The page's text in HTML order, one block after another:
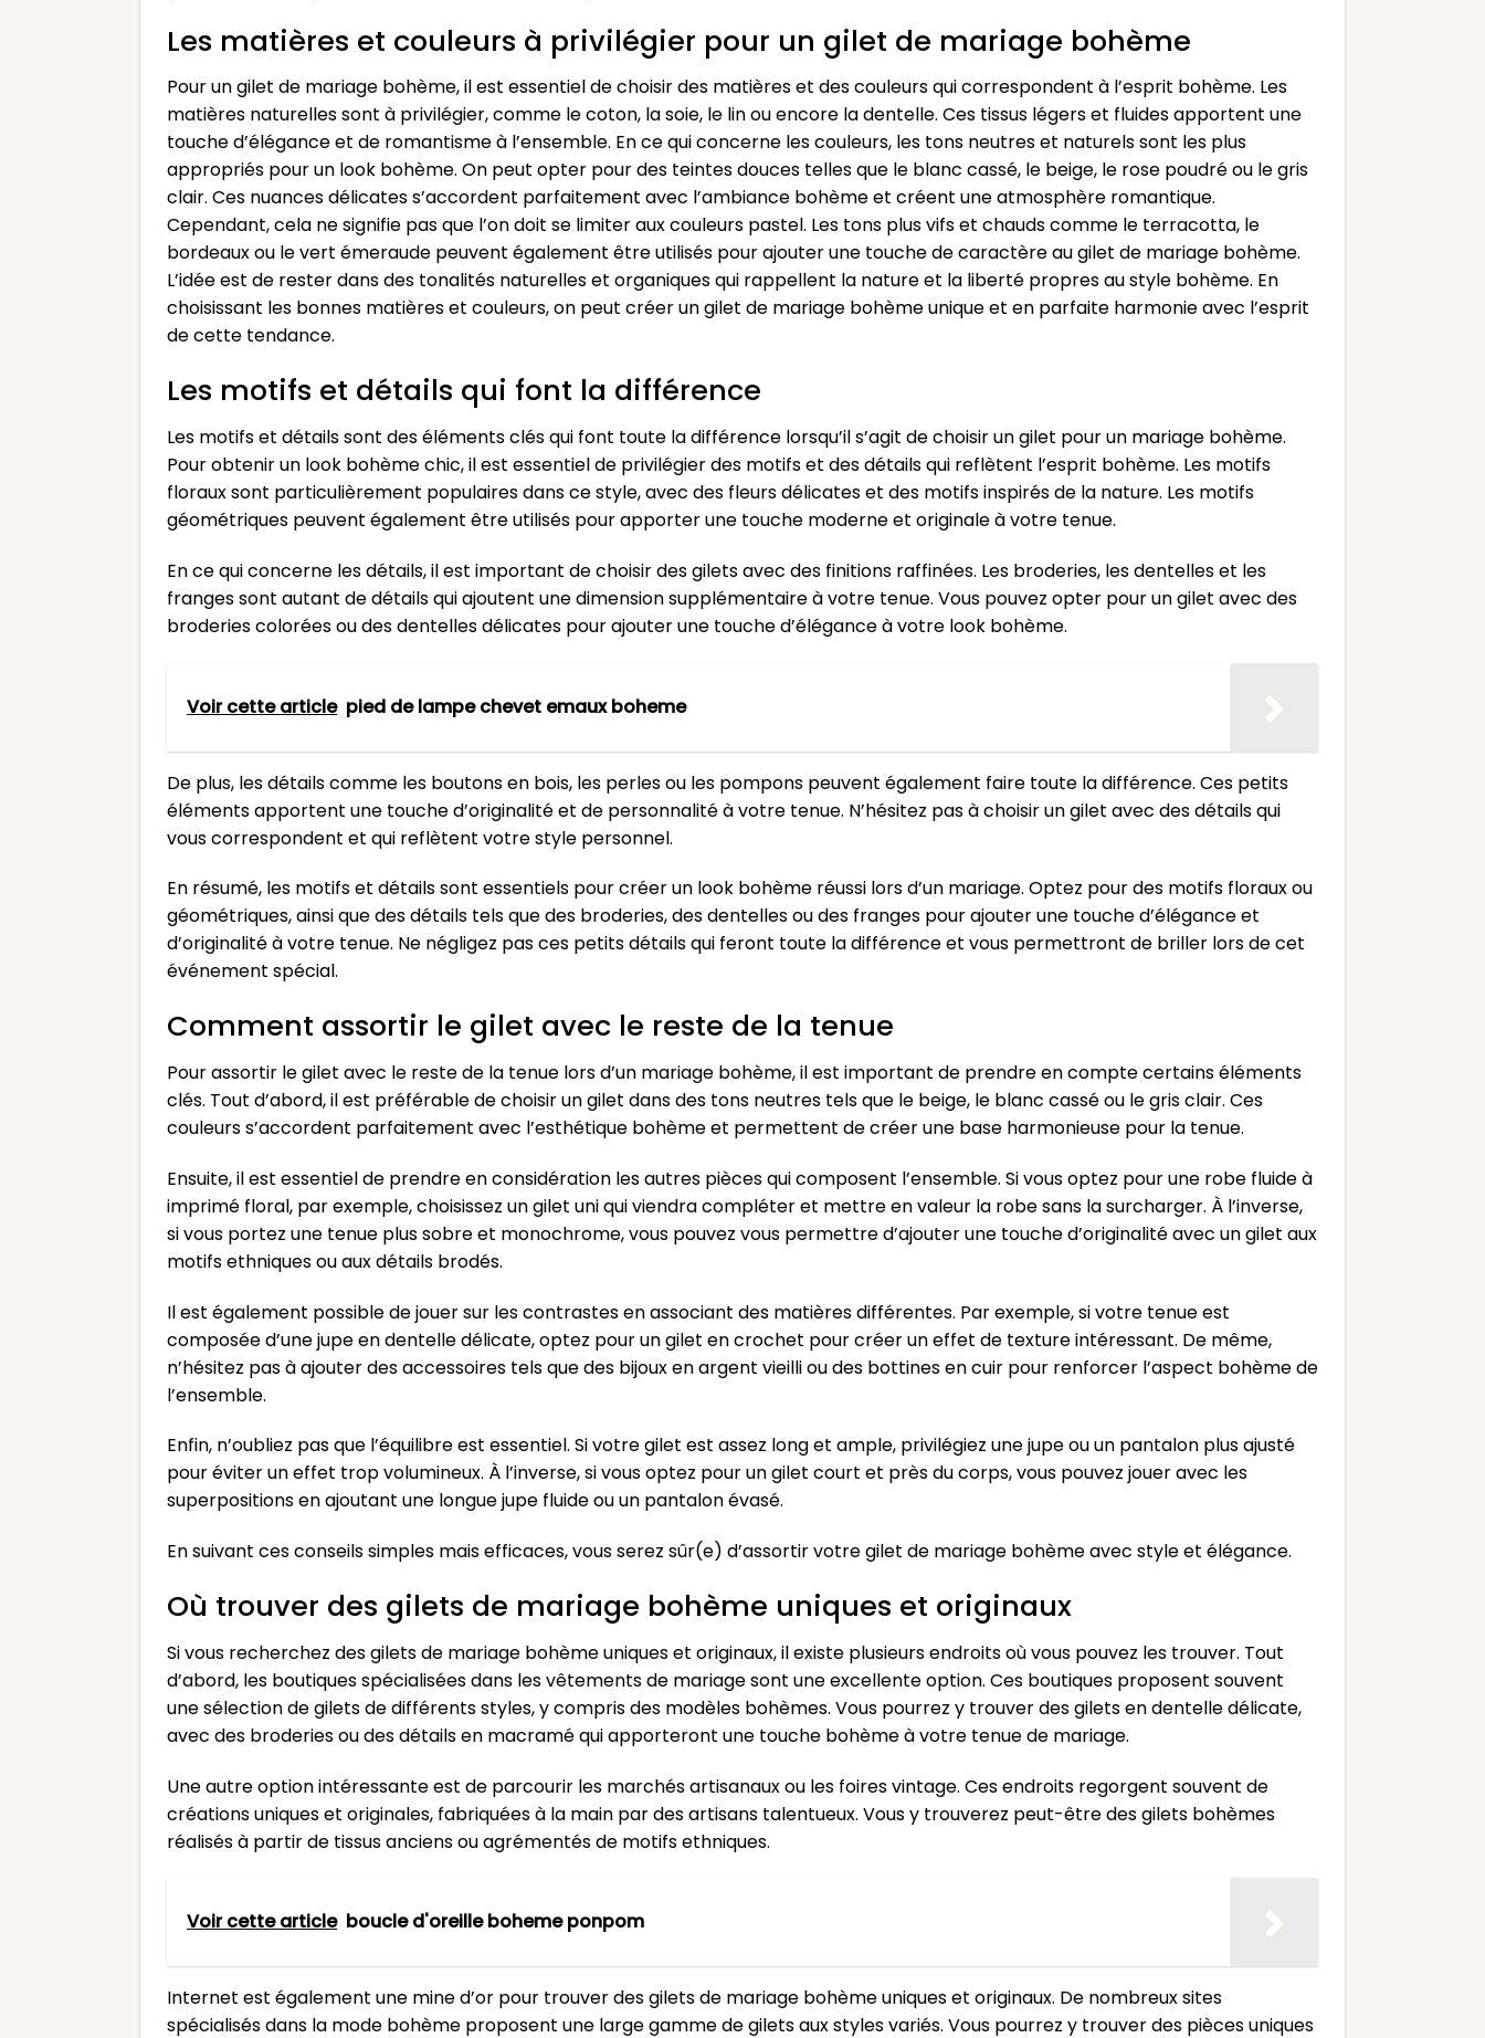
Les matières et couleurs à privilégier pour un gilet de mariage bohème
Pour un gilet de mariage bohème, il est essentiel de choisir des matières et des couleurs qui correspondent à l’esprit bohème. Les
matières naturelles sont à privilégier, comme le coton, la soie, le lin ou encore la dentelle. Ces tissus légers et fluides apportent une
touche d’élégance et de romantisme à l’ensemble. En ce qui concerne les couleurs, les tons neutres et naturels sont les plus
appropriés pour un look bohème. On peut opter pour des teintes douces telles que le blanc cassé, le beige, le rose poudré ou le gris
clair. Ces nuances délicates s’accordent parfaitement avec l’ambiance bohème et créent une atmosphère romantique.
Cependant, cela ne signifie pas que l’on doit se limiter aux couleurs pastel. Les tons plus vifs et chauds comme le terracotta, le
bordeaux ou le vert émeraude peuvent également être utilisés pour ajouter une touche de caractère au gilet de mariage bohème.
L’idée est de rester dans des tonalités naturelles et organiques qui rappellent la nature et la liberté propres au style bohème. En
choisissant les bonnes matières et couleurs, on peut créer un gilet de mariage bohème unique et en parfaite harmonie avec l’esprit
de cette tendance.
Les motifs et détails qui font la différence
Les motifs et détails sont des éléments clés qui font toute la différence lorsqu’il s’agit de choisir un gilet pour un mariage bohème.
Pour obtenir un look bohème chic, il est essentiel de privilégier des motifs et des détails qui reflètent l’esprit bohème. Les motifs
floraux sont particulièrement populaires dans ce style, avec des fleurs délicates et des motifs inspirés de la nature. Les motifs
géométriques peuvent également être utilisés pour apporter une touche moderne et originale à votre tenue.
En ce qui concerne les détails, il est important de choisir des gilets avec des finitions raffinées. Les broderies, les dentelles et les
franges sont autant de détails qui ajoutent une dimension supplémentaire à votre tenue. Vous pouvez opter pour un gilet avec des
broderies colorées ou des dentelles délicates pour ajouter une touche d’élégance à votre look bohème.
Voir cette article pied de lampe chevet emaux boheme
De plus, les détails comme les boutons en bois, les perles ou les pompons peuvent également faire toute la différence. Ces petits
éléments apportent une touche d’originalité et de personnalité à votre tenue. N’hésitez pas à choisir un gilet avec des détails qui
vous correspondent et qui reflètent votre style personnel.
En résumé, les motifs et détails sont essentiels pour créer un look bohème réussi lors d’un mariage. Optez pour des motifs floraux ou
géométriques, ainsi que des détails tels que des broderies, des dentelles ou des franges pour ajouter une touche d’élégance et
d’originalité à votre tenue. Ne négligez pas ces petits détails qui feront toute la différence et vous permettront de briller lors de cet
événement spécial.
Comment assortir le gilet avec le reste de la tenue
Pour assortir le gilet avec le reste de la tenue lors d’un mariage bohème, il est important de prendre en compte certains éléments
clés. Tout d’abord, il est préférable de choisir un gilet dans des tons neutres tels que le beige, le blanc cassé ou le gris clair. Ces
couleurs s’accordent parfaitement avec l’esthétique bohème et permettent de créer une base harmonieuse pour la tenue.
Ensuite, il est essentiel de prendre en considération les autres pièces qui composent l’ensemble. Si vous optez pour une robe fluide à
imprimé floral, par exemple, choisissez un gilet uni qui viendra compléter et mettre en valeur la robe sans la surcharger. À l’inverse,
si vous portez une tenue plus sobre et monochrome, vous pouvez vous permettre d’ajouter une touche d’originalité avec un gilet aux
motifs ethniques ou aux détails brodés.
Il est également possible de jouer sur les contrastes en associant des matières différentes. Par exemple, si votre tenue est
composée d’une jupe en dentelle délicate, optez pour un gilet en crochet pour créer un effet de texture intéressant. De même,
n’hésitez pas à ajouter des accessoires tels que des bijoux en argent vieilli ou des bottines en cuir pour renforcer l’aspect bohème de
l’ensemble.
Enfin, n’oubliez pas que l’équilibre est essentiel. Si votre gilet est assez long et ample, privilégiez une jupe ou un pantalon plus ajusté
pour éviter un effet trop volumineux. À l’inverse, si vous optez pour un gilet court et près du corps, vous pouvez jouer avec les
superpositions en ajoutant une longue jupe fluide ou un pantalon évasé.
En suivant ces conseils simples mais efficaces, vous serez sûr(e) d’assortir votre gilet de mariage bohème avec style et élégance.
Où trouver des gilets de mariage bohème uniques et originaux
Si vous recherchez des gilets de mariage bohème uniques et originaux, il existe plusieurs endroits où vous pouvez les trouver. Tout
d’abord, les boutiques spécialisées dans les vêtements de mariage sont une excellente option. Ces boutiques proposent souvent
une sélection de gilets de différents styles, y compris des modèles bohèmes. Vous pourrez y trouver des gilets en dentelle délicate,
avec des broderies ou des détails en macramé qui apporteront une touche bohème à votre tenue de mariage.
Une autre option intéressante est de parcourir les marchés artisanaux ou les foires vintage. Ces endroits regorgent souvent de
créations uniques et originales, fabriquées à la main par des artisans talentueux. Vous y trouverez peut-être des gilets bohèmes
réalisés à partir de tissus anciens ou agrémentés de motifs ethniques.
Voir cette article boucle d'oreille boheme ponpom
Internet est également une mine d’or pour trouver des gilets de mariage bohème uniques et originaux. De nombreux sites
spécialisés dans la mode bohème proposent une large gamme de gilets aux styles variés. Vous pourrez y trouver des pièces uniques